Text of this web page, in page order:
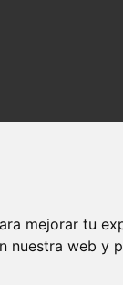
mejorar tu
nuestra web y